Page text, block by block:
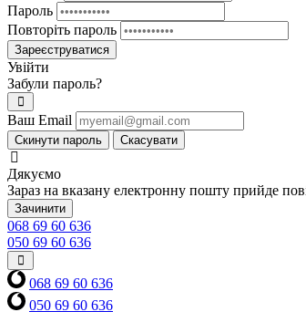
Пароль
Повторіть пароль
Зареєструватися
Увійти
Забули пароль?
Ваш Email
Скинути пароль Скасувати
Дякуємо
Зараз на вказану електронну пошту прийде
Зачинити
068 69 60 636
050 69 60 636
068 69 60 636
050 69 60 636